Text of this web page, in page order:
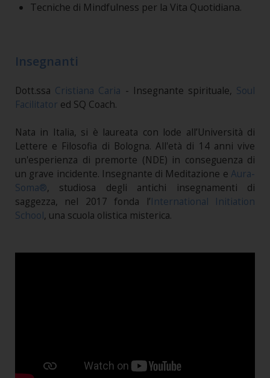
Tecniche di Mindfulness per la Vita Quotidiana.
Insegnanti
Dott.ssa Cristiana Caria - Insegnante spirituale, Soul
Facilitator ed SQ Coach.
Nata in Italia, si è laureata con lode all’Università di
Lettere e Filosofia di Bologna. All'età di 14 anni vive
un'esperienza di premorte (NDE) in conseguenza di
un grave incidente. Insegnante di Meditazione e Aura-
Soma®, studiosa degli antichi insegnamenti di
saggezza, nel 2017 fonda l’International Initiation
School, una scuola olistica misterica.